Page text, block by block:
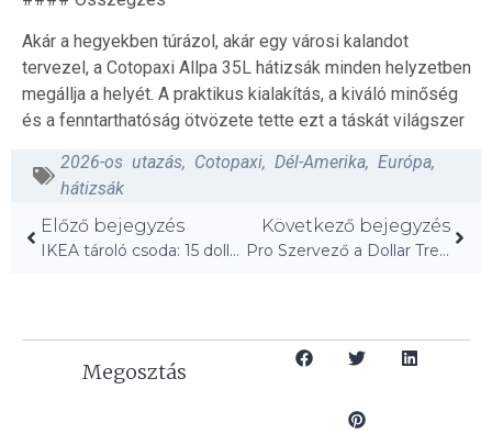
Akár a hegyekben túrázol, akár egy városi kalandot
tervezel, a Cotopaxi Allpa 35L hátizsák minden helyzetben
megállja a helyét. A praktikus kialakítás, a kiváló minőség
és a fenntarthatóság ötvözete tette ezt a táskát világszer
2026-os utazás, Cotopaxi, Dél-Amerika, Európa,
hátizsák
Előző bejegyzés
IKEA tároló csoda: 15 dollárért rendet tesz a konyhában!
Következő bejegyzés
Pro Szervező a Dollar Tree-ben: Íme a 23 dolláros zsákmány!
Megosztás